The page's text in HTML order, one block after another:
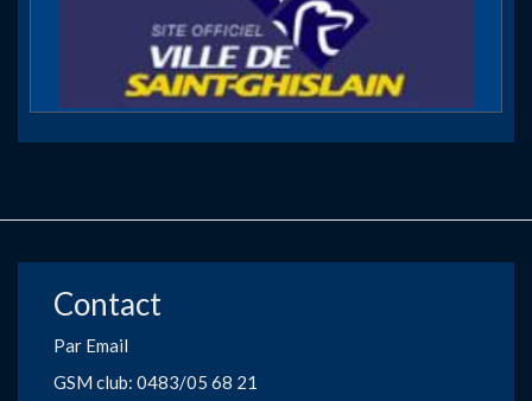
Contact
Par Email
GSM club: 0483/05 68 21